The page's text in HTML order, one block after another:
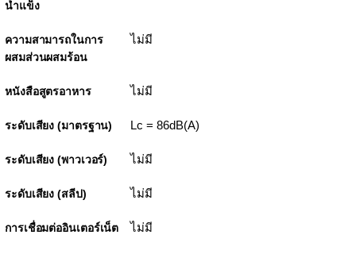
น้ำแข็ง
ความสามารถในการ
ผสมส่วนผสมร้อน
ไม่มี
หนังสือสูตรอาหาร ไม่มี
ระดับเสียง (มาตรฐาน) Lc = 86dB(A)
ระดับเสียง (พาวเวอร์) ไม่มี
ระดับเสียง (สลีป) ไม่มี
การเชื่อมต่ออินเตอร์เน็ต ไม่มี